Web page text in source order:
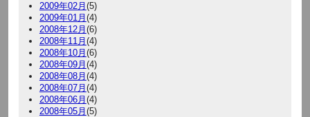
2009年02月 (5)
2009年01月 (4)
2008年12月 (6)
2008年11月 (4)
2008年10月 (6)
2008年09月 (4)
2008年08月 (4)
2008年07月 (4)
2008年06月 (4)
2008年05月 (5)